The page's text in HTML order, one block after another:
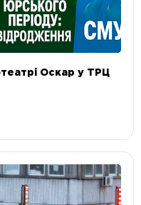
Оскар у ТРЦ